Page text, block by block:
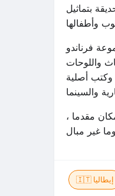
الحديقة بتماثيل
فرناندو
واللوحات
على أرشيف فريد من نوعه ، والذي يتضمن أكثر من 200000 وثيقة وكتب أصلية
مقدما ،
🇮🇹 إيطاليا